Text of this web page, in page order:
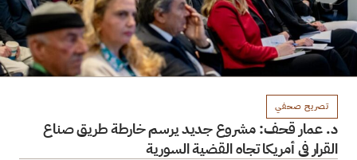
تصريح صحفي
د. عمار قحف: مشروع جديد يرسم خارطة طريق صناع
القرار في أمريكا تجاه القضية السورية